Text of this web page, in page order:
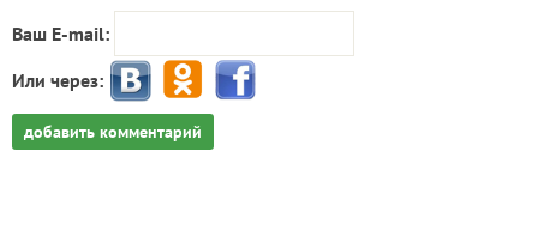
Ваш E-mail:
Или через:
добавить комментарий